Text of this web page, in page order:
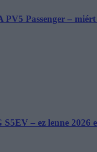
Passenger – miért
– ez lenne 2026